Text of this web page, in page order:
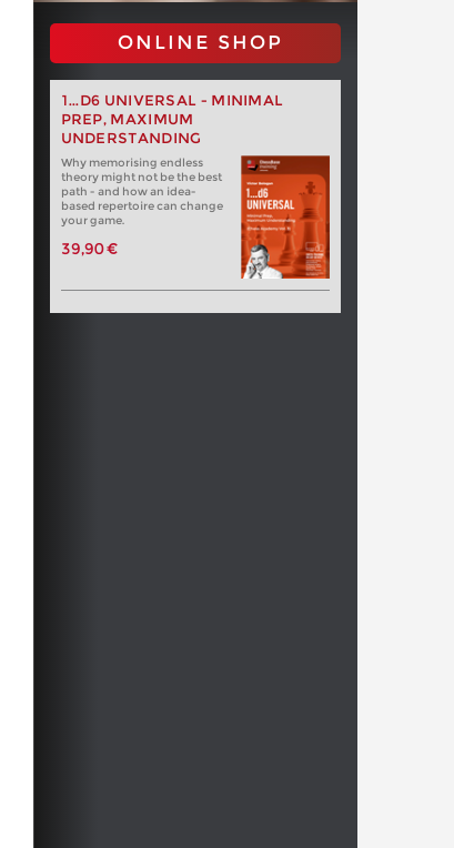
ONLINE SHOP
1...D6 UNIVERSAL - MINIMAL
PREP, MAXIMUM
UNDERSTANDING
Why memorising endless
theory might not be the best
path - and how an idea-
based repertoire can change
your game.
39,90 €